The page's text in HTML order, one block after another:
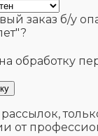
заказ б/у
обработку
от